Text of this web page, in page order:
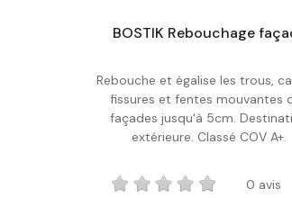
Personnaliser
BOSTIK Rebouchage
Rebouche et égalise les trous,
fissures et fentes mouvantes
façades jusqu'à 5cm.
extérieure. Classé COV A+.
0 avis